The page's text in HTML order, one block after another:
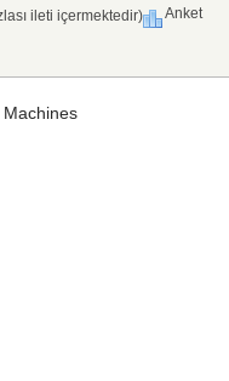
ileti içermektedir)
Anket
Machines